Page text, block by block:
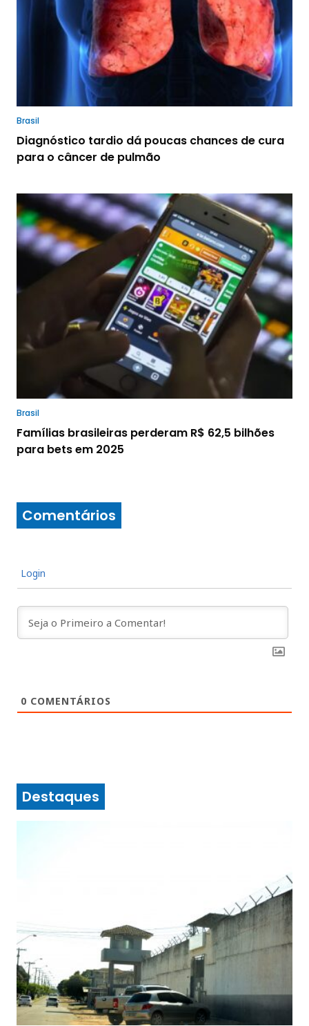
Brasil
Diagnóstico tardio dá poucas chances de cura
para o câncer de pulmão
Brasil
Famílias brasileiras perderam R$ 62,5 bilhões
para bets em 2025
Comentários
Login
0 COMENTÁRIOS
Destaques